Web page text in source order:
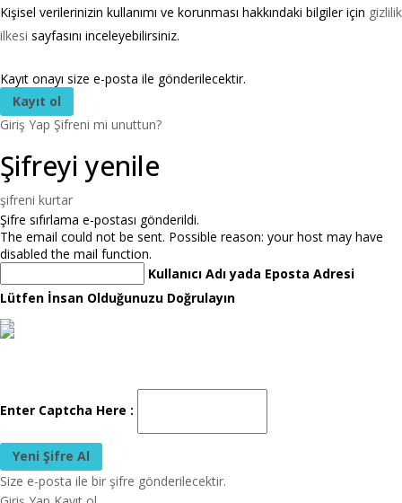
Kişisel verilerinizin kullanımı ve korunması hakkındaki bilgiler için gizlilik
ilkesi sayfasını inceleyebilirsiniz.
Kayıt onayı size e-posta ile gönderilecektir.
Giriş Yap Şifreni mi unuttun?
Şifreyi yenile
şifreni kurtar
Şifre sıfırlama e-postası gönderildi.
The email could not be sent. Possible reason: your host may have
disabled the mail function.
Kullanıcı Adı yada Eposta Adresi
Lütfen İnsan Olduğunuzu Doğrulayın
Enter Captcha Here :
Size e-posta ile bir şifre gönderilecektir.